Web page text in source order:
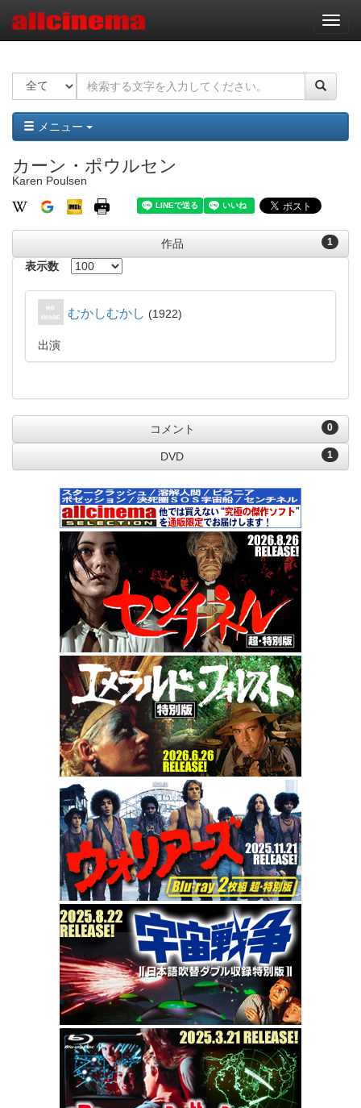
ナ
ビ
ー
ョ
ン
メニュー
カーン・ポウルセン
Karen Poulsen
1
作品
表示数
むかしむかし 1922
出演
0
コメント
1
DVD